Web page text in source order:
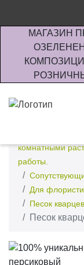
МАГАЗИН
комнатными
работы.
Для
Песок
Песок